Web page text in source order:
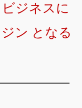
ジネスに
ン となる